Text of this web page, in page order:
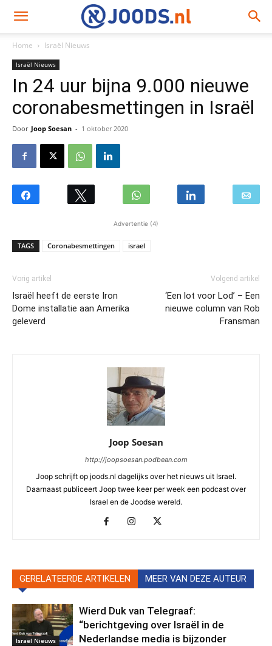
Home Israël Nieuws
Israël Nieuws
In 24 uur bijna 9.000 nieuwe
coronabesmettingen in Israël
Door Joop Soesan - 1 oktober 2020
Advertentie (4)
TAGS Coronabesmettingen israel
Vorig artikel
Israël heeft de eerste Iron
Dome installatie aan Amerika
geleverd
Volgend artikel
‘Een lot voor Lod’ – Een
nieuwe column van Rob
Fransman
Joop Soesan
http://joopsoesan.podbean.com
Joop schrijft op joods.nl dagelijks over het nieuws uit Israel.
Daarnaast publiceert Joop twee keer per week een podcast over
Israel en de Joodse wereld.
GERELATEERDE ARTIKELEN MEER VAN DEZE AUTEUR
Israël Nieuws
Wierd Duk van Telegraaf:
“berichtgeving over Israël in de
Nederlandse media is bijzonder